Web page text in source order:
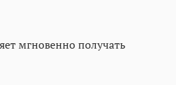
мгновенно получать